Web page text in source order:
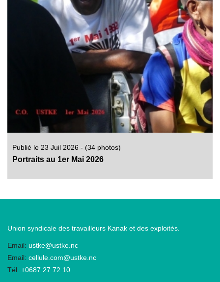
Publié le 23 Juil 2026 - (34 photos)
Portraits au 1er Mai 2026
Union syndicale des travailleurs Kanak et des exploités.
Email: ustke@ustke.nc
Email: cellule.com@ustke.nc
Tél: +0687 27 72 10